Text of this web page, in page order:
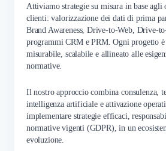
Attiviamo strategie su misura in base
clienti: valorizzazione dei dati di prima
Brand Awareness, Drive-to-Web, Drive-
programmi CRM e PRM. Ogni progetto è
misurabile, scalabile e allineato alle
normative.
Il nostro approccio combina consulenza,
intelligenza artificiale e attivazione
implementare strategie efficaci,
normative vigenti (GDPR), in un
evoluzione.